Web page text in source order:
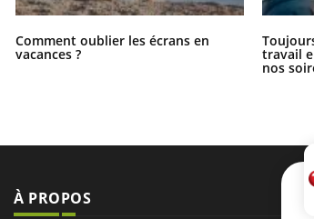
Comment oublier les écrans en
vacances ? travail
nos
À PROPOS